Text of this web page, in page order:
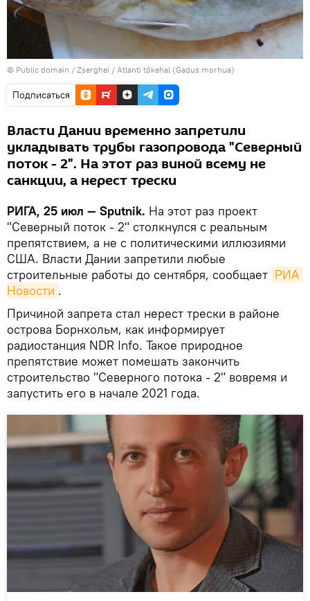
© Public domain / Zserghei / Atlanti tőkehal (Gadus morhua)
Подписаться
Власти Дании временно запретили
укладывать трубы газопровода "Северный
поток - 2". На этот раз виной всему не
санкции, а нерест трески
РИГА, 25 июл — Sputnik. На этот раз проект
"Северный поток - 2" столкнулся с реальным
препятствием, а не с политическими иллюзиями
США. Власти Дании запретили любые
строительные работы до сентября, сообщает РИА
Новости .
Причиной запрета стал нерест трески в районе
острова Борнхольм, как информирует
радиостанция NDR Info. Такое природное
препятствие может помешать закончить
строительство "Северного потока - 2" вовремя и
запустить его в начале 2021 года.